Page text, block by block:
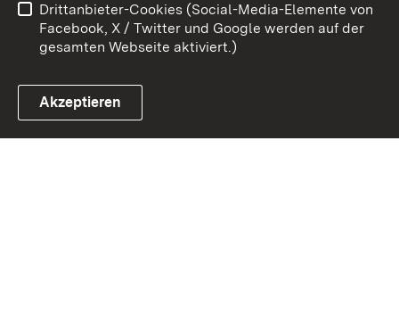
Link zum Landesportal
Impressum Cookies
Drittanbieter-Cookies (Social-Media-Elemente von
Facebook, X / Twitter und Google werden auf der
gesamten Webseite aktiviert.)
Akzeptieren